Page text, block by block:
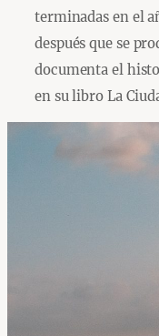
terminadas en el
después que se
documenta el
en su libro La